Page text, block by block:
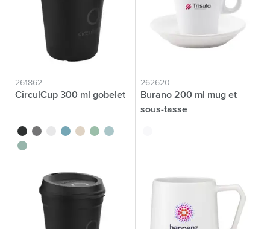
261862
CirculCup 300 ml gobelet
noir gris pierre
blanc cassé
bleu moyen
beigevert clairbleu clair
vert moyen
262620
Burano 200 ml mug et
sous-tasse